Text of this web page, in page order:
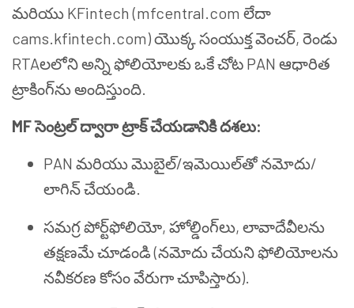
మరియు KFintech (mfcentral.com లేదా
cams.kfintech.com) యొక్క సంయుక్త వెంచర్, రెండు
RTAలలోని అన్ని ఫోలియోలకు ఒకే చోట PAN ఆధారిత
ట్రాకింగ్‌ను అందిస్తుంది.
MF సెంట్రల్ ద్వారా ట్రాక్ చేయడానికి దశలు:
PAN మరియు మొబైల్/ఇమెయిల్‌తో నమోదు/
లాగిన్ చేయండి.
సమగ్ర పోర్ట్‌ఫోలియో, హోల్డింగ్‌లు, లావాదేవీలను
తక్షణమే చూడండి (నమోదు చేయని ఫోలియోలను
నవీకరణ కోసం వేరుగా చూపిస్తారు).